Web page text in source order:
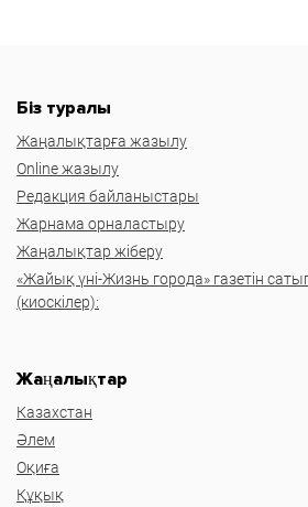
Біз туралы
Жаңалықтарға жазылу
Online жазылу
Редакция байланыстары
Жарнама орналастыру
Жаңалықтар жіберу
«Жайық үні-Жизнь города» газетін
(киоскілер):
Жаңалықтар
Казахстан
Әлем
Оқиға
Құқық